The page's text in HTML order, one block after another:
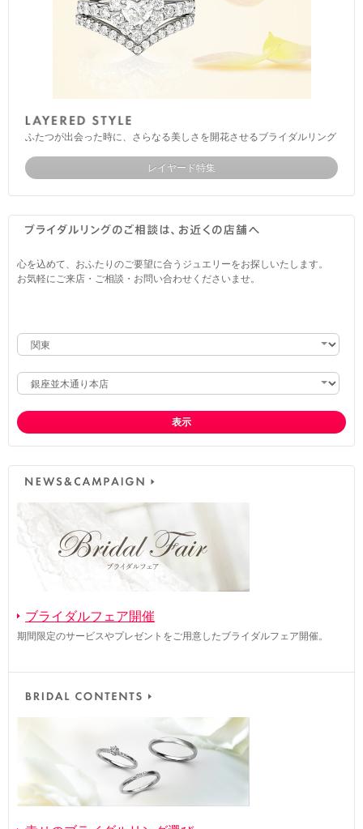
ふたつが出会った時に、さらなる美しさを開花させるブライダルリング
レイヤード特集
心を込めて、おふたりのご要望に合うジュエリーをお探しいたします。
お気軽にご来店・ご相談・お問い合わせくださいませ。
表示
ブライダルフェア開催
期間限定のサービスやプレゼントをご用意したブライダルフェア開催。